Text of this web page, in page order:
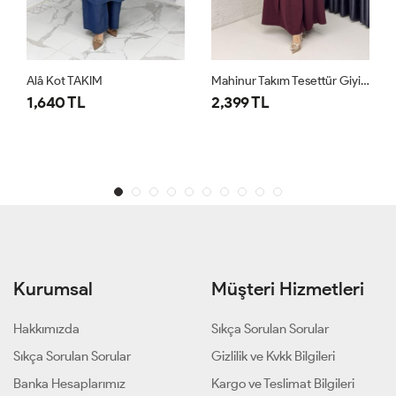
Alâ Kot TAKIM
1,640 TL
Mahinur Takım Tesettür Giyim Bordo
2,399 TL
Kurumsal
Hakkımızda
Sıkça Sorulan Sorular
Banka Hesaplarımız
Müşteri Hizmetleri
Sıkça Sorulan Sorular
Gizlilik ve Kvkk Bilgileri
Kargo ve Teslimat Bilgileri